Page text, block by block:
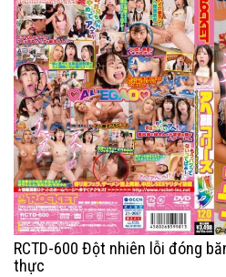
RCTD-600 Đột nhiên lỗi đóng
thực